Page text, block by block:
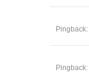
Pingback:
Pingback: